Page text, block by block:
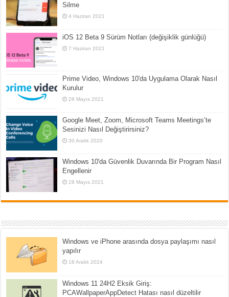
Silme
4 Haziran 2021
iOS 12 Beta 9 Sürüm Notları (değişiklik günlüğü)
7 Haziran 2021
Prime Video, Windows 10'da Uygulama Olarak Nasıl
Kurulur
28 Mayıs 2021
Google Meet, Zoom, Microsoft Teams Meetings’te
Sesinizi Nasıl Değiştirirsiniz?
30 Aralık 2020
Windows 10'da Güvenlik Duvarında Bir Program Nasıl
Engellenir
28 Mayıs 2021
Windows ve iPhone arasında dosya paylaşımı nasıl
yapılır
18 Aralık 2024
Windows 11 24H2 Eksik Giriş:
PCAWallpaperAppDetect Hatası nasıl düzeltilir